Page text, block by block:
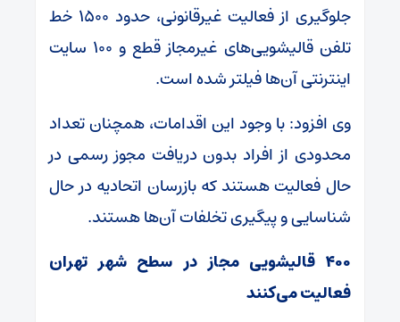
جلوگیری از فعالیت غیرقانونی، حدود ۱۵۰۰ خط
تلفن قالیشویی‌های غیرمجاز قطع و ۱۰۰ سایت
اینترنتی آن‌ها فیلتر شده است.
وی افزود: با وجود این اقدامات، همچنان تعداد
محدودی از افراد بدون دریافت مجوز رسمی در
حال فعالیت هستند که بازرسان اتحادیه در حال
شناسایی و پیگیری تخلفات آن‌ها هستند.
۴۰۰ قالیشویی مجاز در سطح شهر تهران
فعالیت می‌کنند